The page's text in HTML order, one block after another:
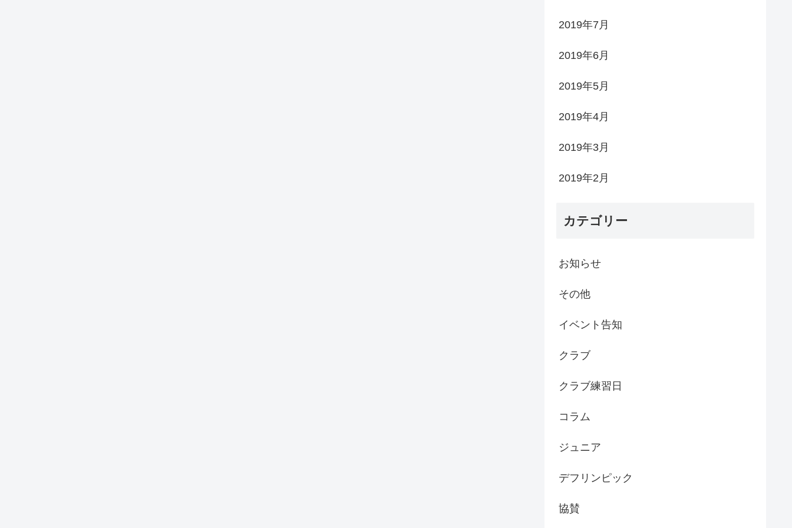
2019年7月
2019年6月
2019年5月
2019年4月
2019年3月
2019年2月
カテゴリー
お知らせ
その他
イベント告知
クラブ
クラブ練習日
コラム
ジュニア
デフリンピック
協賛